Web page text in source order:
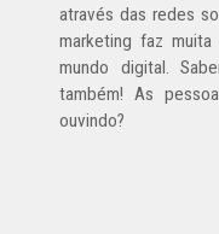
através das redes
marketing faz
mundo digital.
também! As
ouvindo?